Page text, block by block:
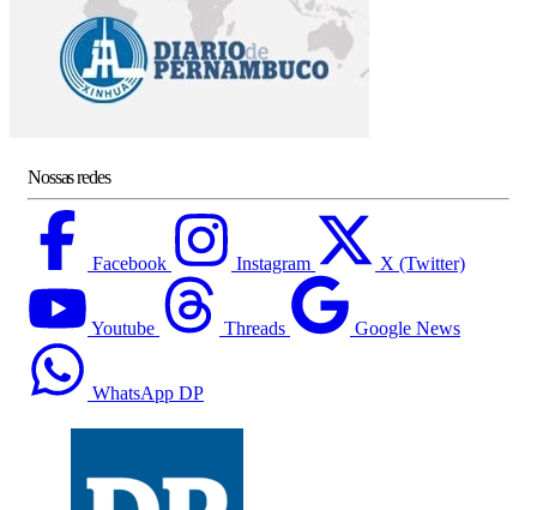
Nossas redes
Facebook Instagram X (Twitter)
Youtube Threads Google News
WhatsApp DP